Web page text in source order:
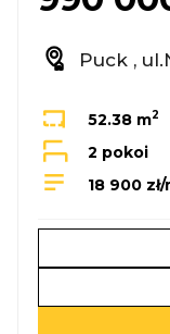
Puck ,
52.38 m2
2 pokoi
18 900 zł/